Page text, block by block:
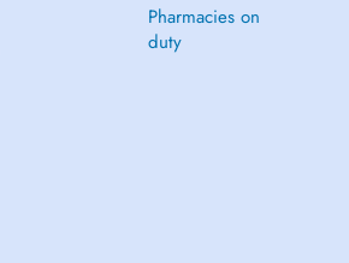
Pharmacies on
duty